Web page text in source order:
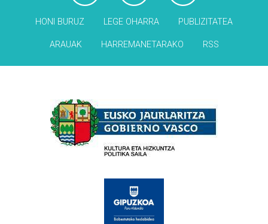
HONI BURUZ LEGE OHARRA PUBLIZITATEA
ARAUAK HARREMANETARAKO RSS